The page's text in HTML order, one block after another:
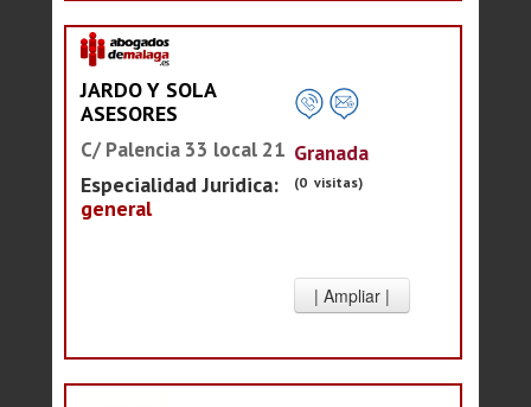
JARDO Y SOLA
ASESORES
C/ Palencia 33 local 21
Especialidad Juridica:
general
Granada
(0 visitas)